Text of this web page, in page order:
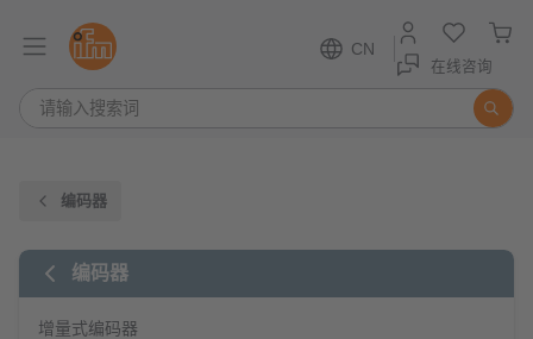
CN
在线咨询
编码器
编码器
增量式编码器